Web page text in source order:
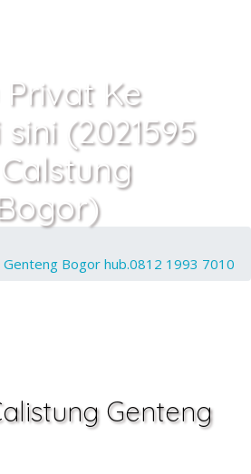
Privat Ke
(2021595
Genteng Bogor hub.0812 1993 7010
Genteng